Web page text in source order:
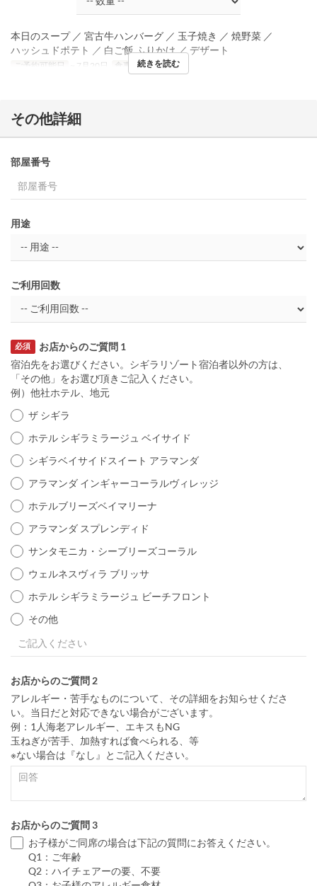
本日のスープ ／ 宮古牛ハンバーグ ／ 玉子焼き ／ 焼野菜 ／
ハッシュドポテト ／ 白ご飯 ふりかけ ／ デザート
ご予約可能日 ~ 7月20日 食事時間 ディナー
続きを読む
その他詳細
部屋番号
用途
ご利用回数
お店からのご質問 1
必須
宿泊先をお選びください。シギラリゾート宿泊者以外の方は、
「その他」をお選び頂きご記入ください。
例）他社ホテル、地元
ザ シギラ
ホテル シギラミラージュ ベイサイド
シギラベイサイドスイート アラマンダ
アラマンダ インギャーコーラルヴィレッジ
ホテルブリーズベイマリーナ
アラマンダ スプレンディド
サンタモニカ・シーブリーズコーラル
ウェルネスヴィラ ブリッサ
ホテル シギラミラージュ ビーチフロント
その他
お店からのご質問 2
アレルギー・苦手なものについて、その詳細をお知らせくださ
い。当日だと対応できない場合がございます。
例：1人海老アレルギー、エキスもNG
玉ねぎが苦手、加熱すれば食べられる、等
※ない場合は『なし』とご記入ください。
お店からのご質問 3
お子様がご同席の場合は下記の質問にお答えください。
Q1：ご年齢
Q2：ハイチェアーの要、不要